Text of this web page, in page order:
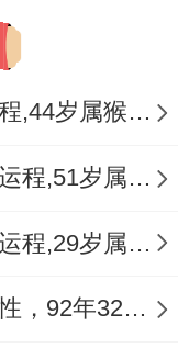
龙宝宝得天
育理念。则说
优异率比平均
破多出此刻
1980属猴女2024年运势及运程,44岁属猴人2024全年每月运势女性如何
1973年属牛女2024年运势及运程,51岁属牛人2024全年每月运势女性如何
1995年属猪女2024年运势及运程,29岁属猪人2024全年每月运势女性如何
1992年属猴人2024年运势男性，92年32岁属猴男2024年每月运程怎么样